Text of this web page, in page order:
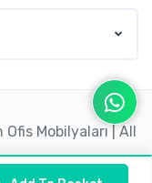
Mobilyaları | All